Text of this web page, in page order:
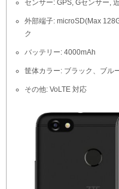
センサー: GPS, Gセンサー,
外部端子: microSD(Max
ク
バッテリー: 4000mAh
筐体カラー: ブラック、ブル
その他: VoLTE 対応